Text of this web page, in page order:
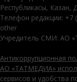
Республикасы, Казан,
Телефон редакции: +7
other
Учредитель СМИ: АО
Антикоррупционная
АО «ТАТМЕДИА»
сервисов и удобства